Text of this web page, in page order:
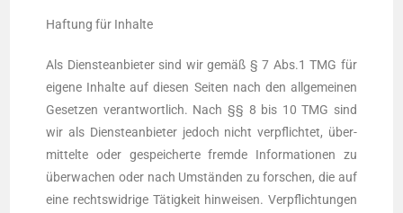
Haf­tung für Inhalte
Als Diens­te­an­bie­ter sind wir gemäß § 7 Abs.1 TMG für
eige­ne Inhal­te auf die­sen Sei­ten nach den all­ge­mei­nen
Geset­zen ver­ant­wort­lich. Nach §§ 8 bis 10 TMG sind
wir als Diens­te­an­bie­ter jedoch nicht ver­pflich­tet, über­
mit­tel­te oder gespei­cher­te frem­de Infor­ma­tio­nen zu
über­wa­chen oder nach Umstän­den zu for­schen, die auf
eine rechts­wid­ri­ge Tätig­keit hin­wei­sen. Ver­pflich­tun­gen